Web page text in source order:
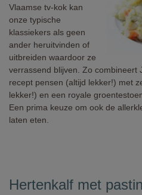
Vlaamse tv-kok kan
onze typische
klassiekers als geen
ander heruitvinden of
uitbreiden waardoor ze
verrassend blijven. Zo combineert
recept pensen (altijd lekker!) met
lekker!) en een royale
Een prima keuze om ook de
laten eten.
Hertenkalf met